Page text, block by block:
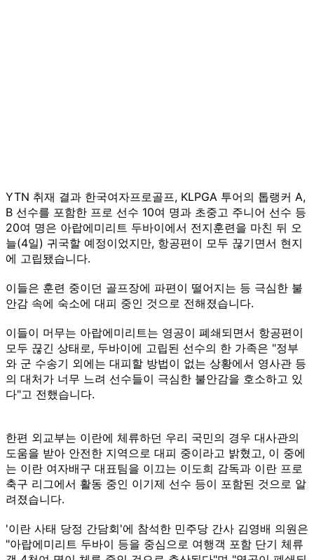
YTN 취재 결과 한국여자프로골프, KLPGA 투어의 톱랭커 A,
B 선수를 포함한 프로 선수 10여 명과 초중고 주니어 선수 등
20여 명은 아랍에미리트 두바이에서 전지훈련을 마친 뒤 오
늘(4일) 귀국할 예정이었지만, 항공편이 모두 끊기면서 현지
에 고립됐습니다.
이들은 훈련 중이던 골프장에 파편이 떨어지는 등 극심한 불
안감 속에 숙소에 대피 중인 것으로 전해졌습니다.
이들이 머무는 아랍에미리트는 영공이 폐쇄되면서 항공편이
모두 끊긴 상태로, 두바이에 고립된 선수의 한 가족은 "정부
와 군 수송기 외에는 대피할 방법이 없는 상황에서 영사관 등
의 대처가 너무 느려 선수들이 극심한 불안감을 호소하고 있
다"고 전했습니다.
한편 외교부는 이란에 체류하던 우리 국민의 경우 대사관의
도움을 받아 안전한 지역으로 대피 중이라고 밝혔고, 이 중에
는 이란 여자배구 대표팀을 이끄는 이도희 감독과 이란 프로
축구 리그에서 활동 중인 이기제 선수 등이 포함된 것으로 알
려졌습니다.
'이란 사태 당정 간담회'에 참석한 민주당 간사 김영배 의원은
"아랍에미리트 두바이 등을 중심으로 여행객 포함 단기 체류